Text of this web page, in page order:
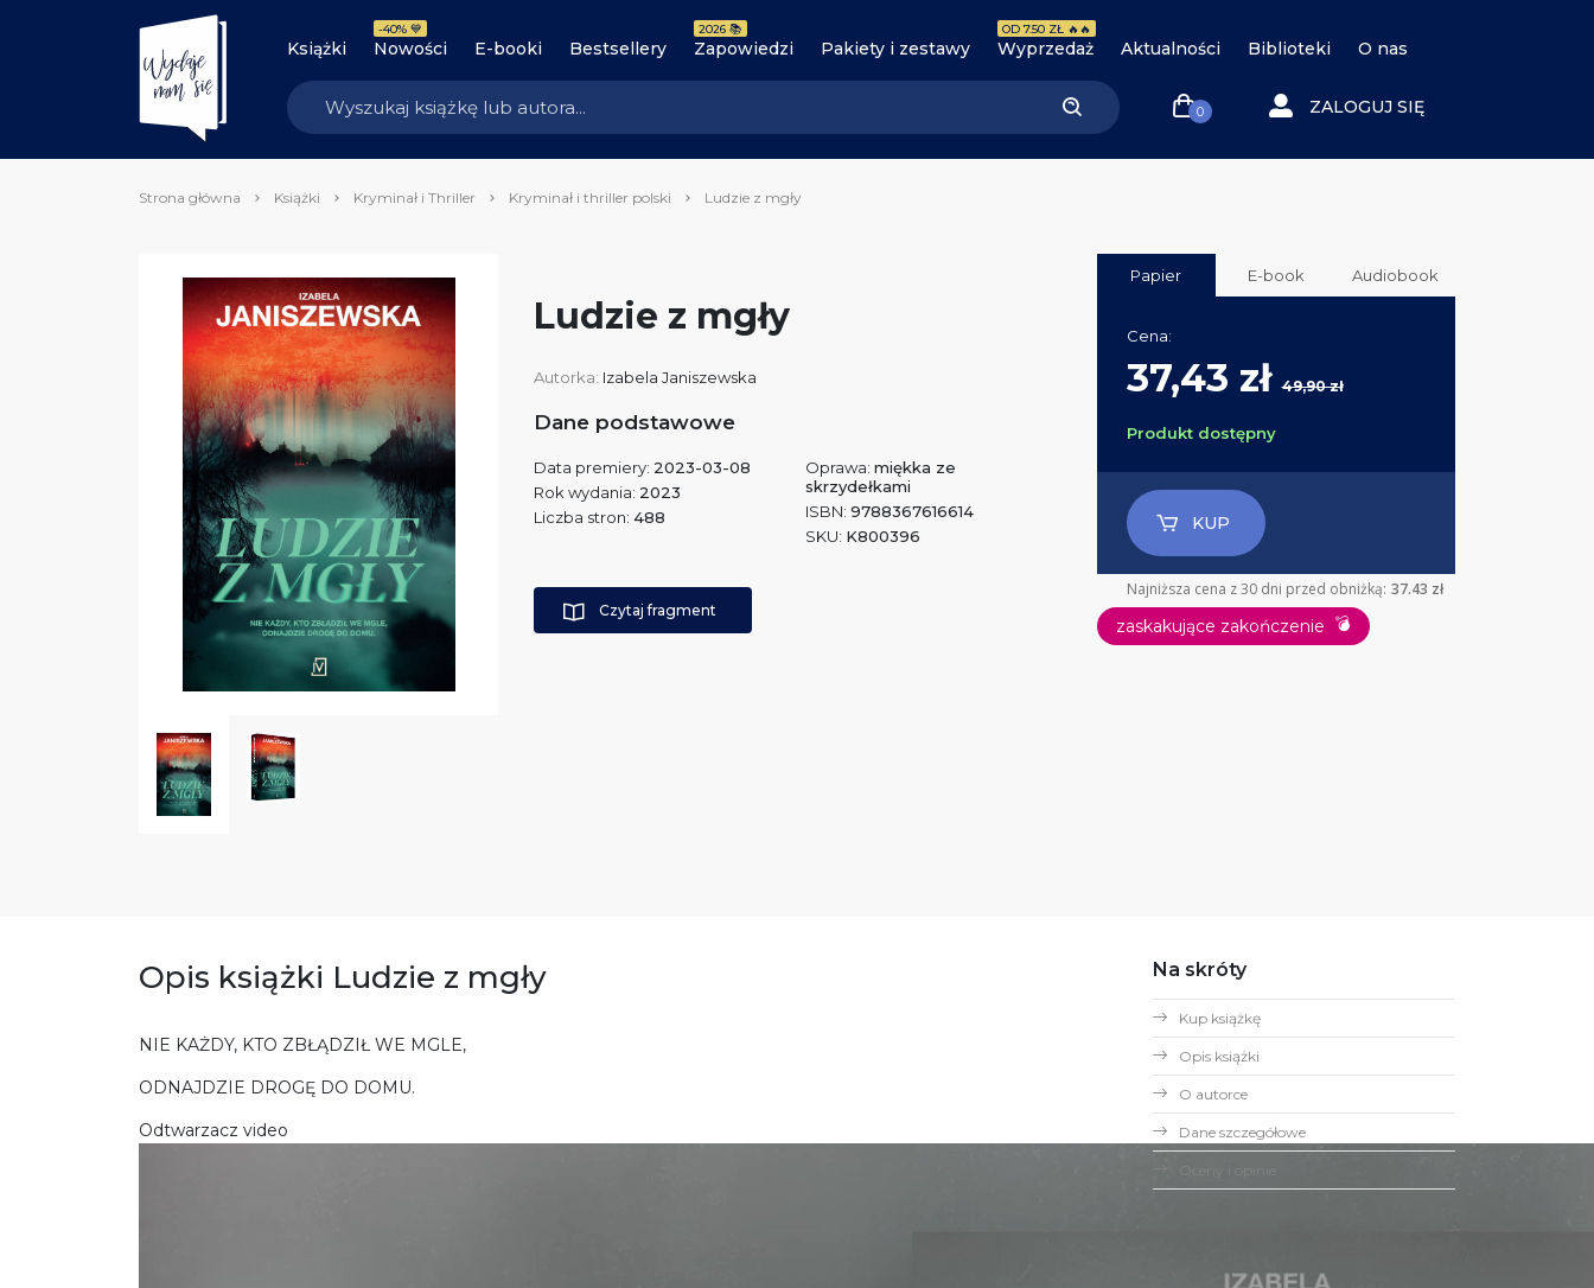
Książki Nowości
-40% 💙
E-booki Bestsellery Zapowiedzi
2026 📚
Pakiety i zestawy Wyprzedaż
OD 7.50 ZŁ 🔥🔥
Aktualności Biblioteki O nas
0 ZALOGUJ SIĘ
Strona główna Książki Kryminał i Thriller Kryminał i thriller polski Ludzie z mgły
Ludzie z mgły
Autorka: Izabela Janiszewska
Dane podstawowe
Data premiery: 2023-03-08
Rok wydania: 2023
Liczba stron: 488
Oprawa: miękka ze
skrzydełkami
ISBN: 9788367616614
SKU: K800396
Czytaj fragment
Papier E-book Audiobook
Cena:
37,43 zł49,90 zł
Produkt dostępny
KUP
Najniższa cena z 30 dni przed obniżką: 37.43 zł
zaskakujące zakończenie 💣
Opis książki Ludzie z mgły
NIE KAŻDY, KTO ZBŁĄDZIŁ WE MGLE,
ODNAJDZIE DROGĘ DO DOMU.
Odtwarzacz video
Na skróty
Kup książkę
Opis książki
O autorce
Dane szczegółowe
Oceny i opinie